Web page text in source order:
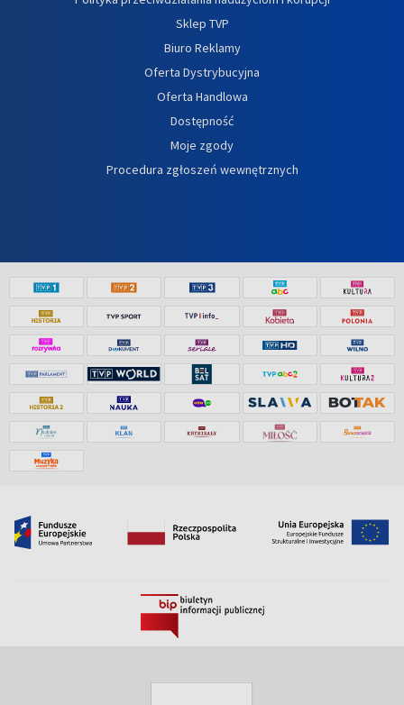
Sklep TVP
Biuro Reklamy
Oferta Dystrybucyjna
Oferta Handlowa
Dostępność
Moje zgody
Procedura zgłoszeń wewnętrznych